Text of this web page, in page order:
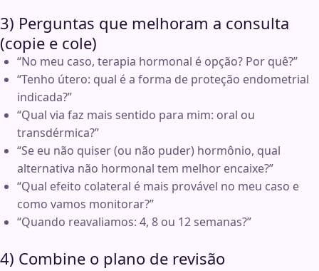
3) Perguntas que melhoram a consulta
(copie e cole)
“No meu caso, terapia hormonal é opção? Por quê?”
“Tenho útero: qual é a forma de proteção endometrial
indicada?”
“Qual via faz mais sentido para mim: oral ou
transdérmica?”
“Se eu não quiser (ou não puder) hormônio, qual
alternativa não hormonal tem melhor encaixe?”
“Qual efeito colateral é mais provável no meu caso e
como vamos monitorar?”
“Quando reavaliamos: 4, 8 ou 12 semanas?”
4) Combine o plano de revisão